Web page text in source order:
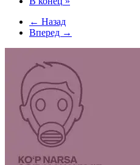
← Назад
Вперед →